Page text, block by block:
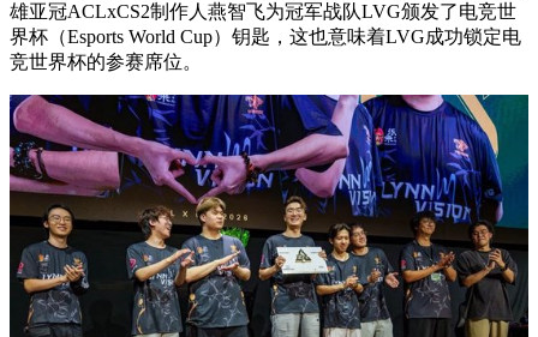
雄亚冠ACLxCS2制作人燕智飞为冠军战队LVG颁发了电竞世
界杯（Esports World Cup）钥匙，这也意味着LVG成功锁定电
竞世界杯的参赛席位。